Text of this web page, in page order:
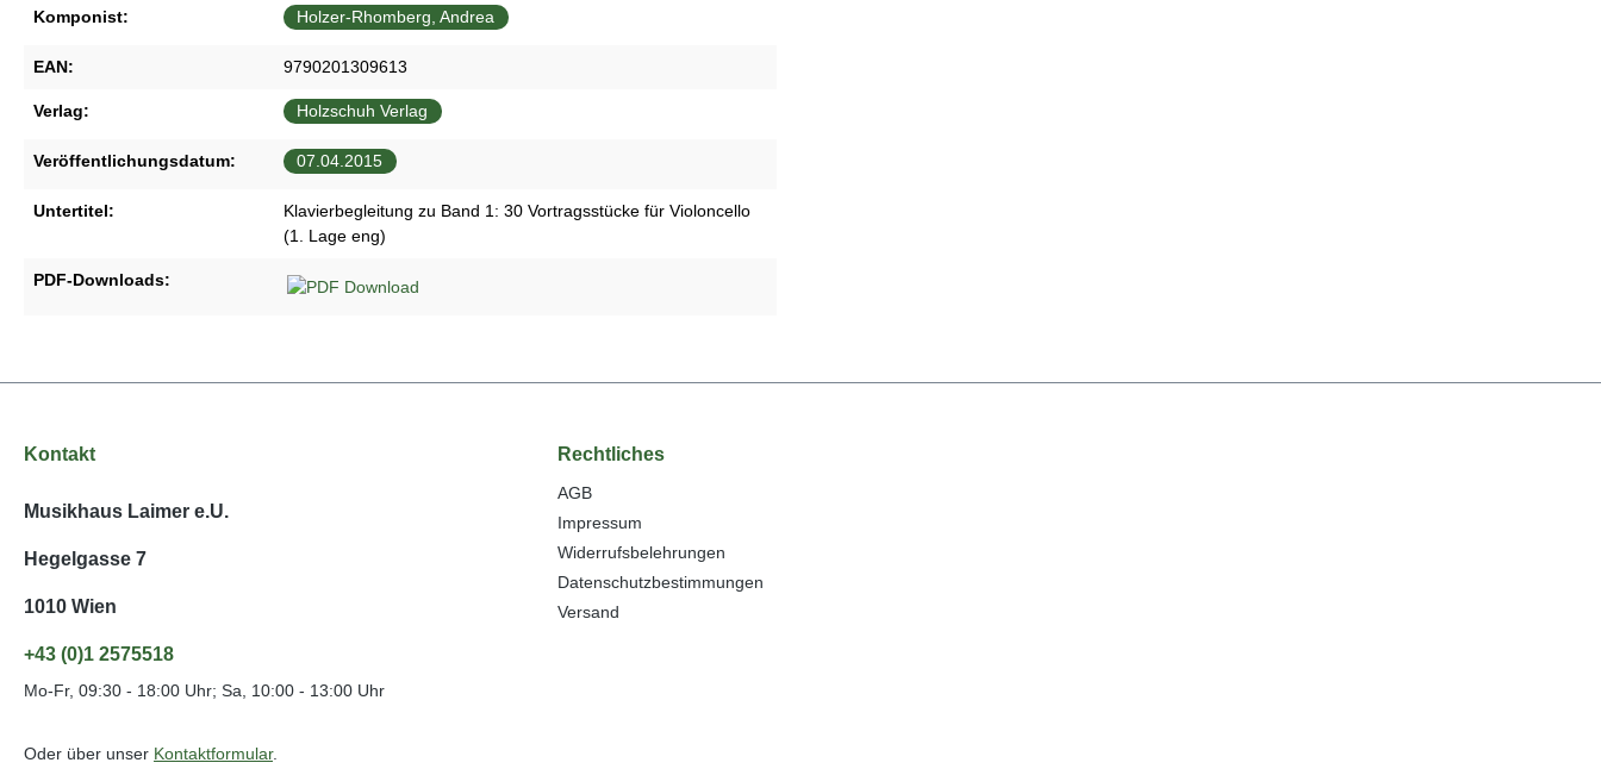
Komponist: Holzer-Rhomberg, Andrea
EAN: 9790201309613
Verlag: Holzschuh Verlag
Veröffentlichungsdatum: 07.04.2015
Untertitel:
Klavierbegleitung zu Band 1: 30 Vortragsstücke für Violoncello
(1. Lage eng)
PDF-Downloads:
Kontakt
Musikhaus Laimer e.U.
Hegelgasse 7
1010 Wien
+43 (0)1 2575518
Mo-Fr, 09:30 - 18:00 Uhr; Sa, 10:00 - 13:00 Uhr
Oder über unser Kontaktformular.
Rechtliches
AGB
Impressum
Widerrufsbelehrungen
Datenschutzbestimmungen
Versand